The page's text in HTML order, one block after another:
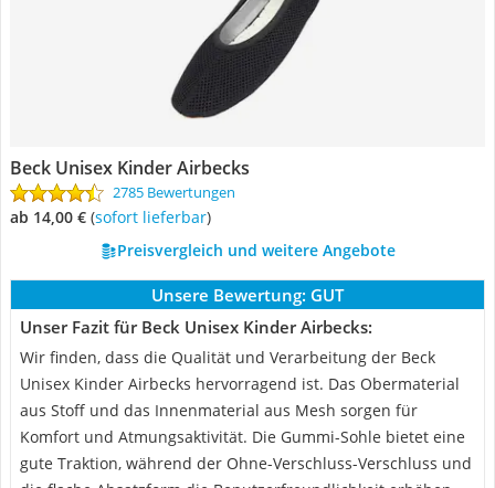
Beck Unisex Kinder Airbecks
2785 Bewertungen
ab 14,00 € ( Sofort lieferbar)
Preisvergleich und weitere Angebote
Unsere Bewertung: GUT
Unser Fazit für Beck Unisex Kinder Airbecks:
Wir finden, dass die Qualität und Verarbeitung der Beck
Unisex Kinder Airbecks hervorragend ist. Das Obermaterial
aus Stoff und das Innenmaterial aus Mesh sorgen für
Komfort und Atmungsaktivität. Die Gummi-Sohle bietet eine
gute Traktion, während der Ohne-Verschluss-Verschluss und